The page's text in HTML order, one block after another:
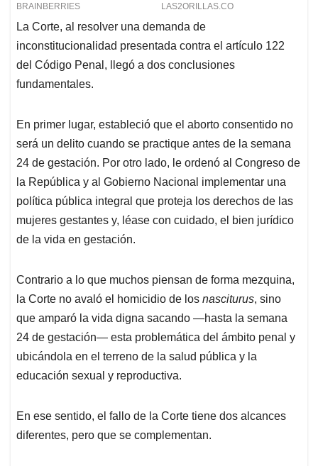
La Corte, al resolver una demanda de
inconstitucionalidad presentada contra el artículo 122
del Código Penal, llegó a dos conclusiones
fundamentales.
En primer lugar, estableció que el aborto consentido no
será un delito cuando se practique antes de la semana
24 de gestación. Por otro lado, le ordenó al Congreso de
la República y al Gobierno Nacional implementar una
política pública integral que proteja los derechos de las
mujeres gestantes y, léase con cuidado, el bien jurídico
de la vida en gestación.
Contrario a lo que muchos piensan de forma mezquina,
la Corte no avaló el homicidio de los nasciturus, sino
que amparó la vida digna sacando —hasta la semana
24 de gestación— esta problemática del ámbito penal y
ubicándola en el terreno de la salud pública y la
educación sexual y reproductiva.
En ese sentido, el fallo de la Corte tiene dos alcances
diferentes, pero que se complementan.